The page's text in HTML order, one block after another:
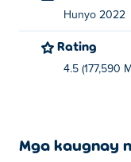
Hunyo 2022
Rating
4.5 (177,590
Mga kaugnay